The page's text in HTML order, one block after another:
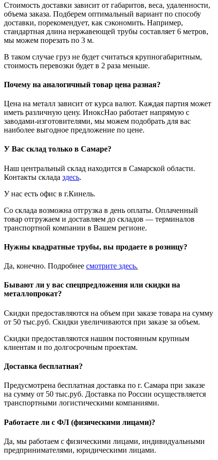
Стоимость доставки зависит от габаритов, веса, удаленности,
объема заказа. Подберем оптимальный вариант по способу
доставки, порекомендует, как сэкономить. Например,
стандартная длина нержавеющей трубы составляет 6 метров,
мы можем порезать по 3 м.
В таком случае груз не будет считаться крупногабаритным,
стоимость перевозки будет в 2 раза меньше.
Почему на аналогичный товар цена разная?
Цена на металл зависит от курса валют. Каждая партия может
иметь различную цену. ИноксНао работает напрямую с
заводами-изготовителями, мы можем подобрать для вас
наиболее выгодное предложение по цене.
У Вас склад только в Самаре?
Наш центральный склад находится в Самарской области.
Контакты склада здесь.
У нас есть офис в г.Кинель.
Со склада возможна отгрузка в день оплаты. Оплаченный
товар отгружаем и доставляем до складов — терминалов
транспортной компании в Вашем регионе.
Нужны квадратные трубы, вы продаете в розницу?
Да, конечно. Подробнее смотрите здесь.
Бывают ли у вас спецпредложения или скидки на
металлопрокат?
Скидки предоставляются на объем при заказе товара на сумму
от 50 тыс.руб. Скидки увеличиваются при заказе за объем.
Скидки предоставляются нашим постоянным крупным
клиентам и по долгосрочным проектам.
Доставка бесплатная?
Предусмотрена бесплатная доставка по г. Самара при заказе
на сумму от 50 тыс.руб. Доставка по России осуществляется
транспортными логистическими компаниями.
Работаете ли с ФЛ (физическими лицами)?
Да, мы работаем с физическими лицами, индивидуальными
предпринимателями, юридическими лицами.